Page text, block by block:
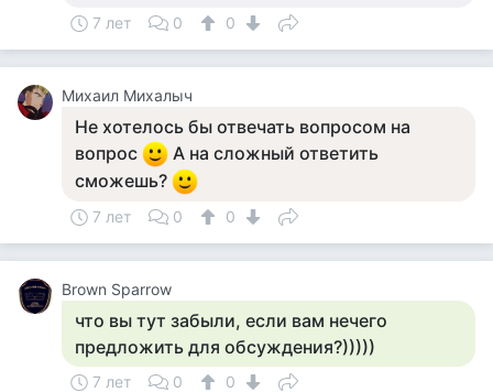
7 лет 0 0
Михаил Михалыч
Не хотелось бы отвечать вопросом на
вопрос
А на сложный ответить
сможешь?
7 лет 0 0
Brown Sparrow
что вы тут забыли, если вам нечего
предложить для обсуждения?)))))
7 лет 0 0